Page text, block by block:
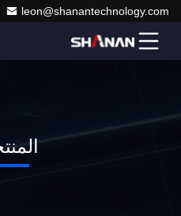
leon@shanantechnology.com